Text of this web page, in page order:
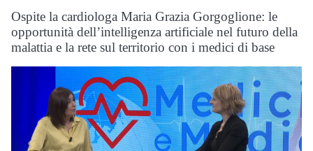
Ospite la cardiologa Maria Grazia Gorgoglione: le
opportunità dell’intelligenza artificiale nel futuro della
malattia e la rete sul territorio con i medici di base